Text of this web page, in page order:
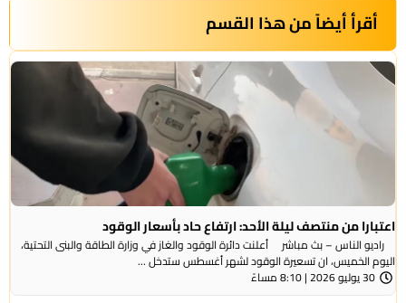
أقرأ أيضاً من هذا القسم
اعتبارا من منتصف ليلة الأحد: ارتفاع حاد بأسعار الوقود
راديو الناس – بث مباشر أعلنت دائرة الوقود والغاز في وزارة الطاقة والبنى التحتية،
اليوم الخميس، ان تسعيرة الوقود لشهر أغسطس ستدخل ...
30 يوليو 2026 | 8:10 مساءً